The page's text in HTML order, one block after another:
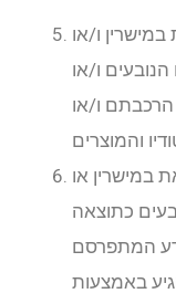
ו/או
ו/או
הרכבתם ו/או
במישרין או
כתוצאה
המתפרסם
באמצעות